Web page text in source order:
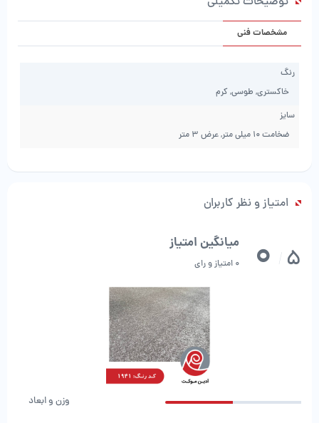
مشخصات فنی
رنگ
خاکستری, طوسی, کرم
سایز
ضخامت 10 میلی متر, عرض 3 متر
امتیاز و نظر کاربران
5
0 میانگین امتیاز
0 امتیاز و رای
وزن و ابعاد